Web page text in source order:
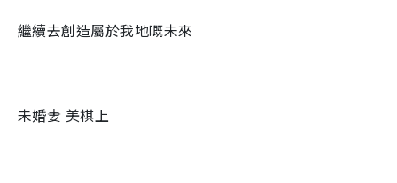
繼續去創造屬於我地嘅未來
未婚妻 美棋上